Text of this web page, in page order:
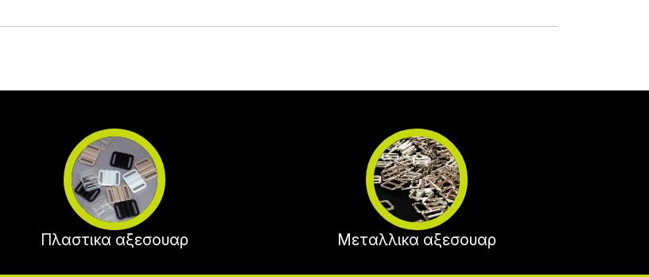
Πλαστικα αξεσουαρ Μεταλλικα αξεσουαρ